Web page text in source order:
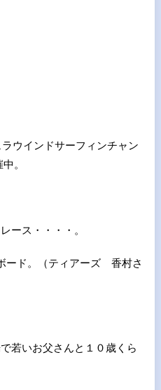
ウインドサーフィンチャン
。
ース・・・・。
ード。（ティアーズ 香村さ
若いお父さんと１０歳くら